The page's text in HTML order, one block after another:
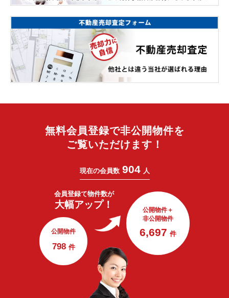
無料会員登録で非公開物件を
ご覧いただけます！
現在の会員数 904 人
会員登録で物件数が
大幅アップ！
公開物件
798 件
公開物件＋
非公開物件
6,697 件